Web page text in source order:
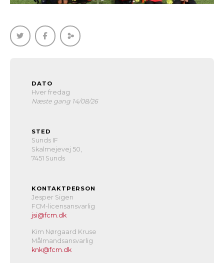
DATO
Hver fredag
Næste gang 14/08/26
STED
Sunds IF
Skalmejevej 50,
7451 Sunds
KONTAKTPERSON
Jesper Sigen
FCM-licensansvarlig
jsi@fcm.dk
Kim Nørgaard Kruse
Målmandsansvarlig
knk@fcm.dk